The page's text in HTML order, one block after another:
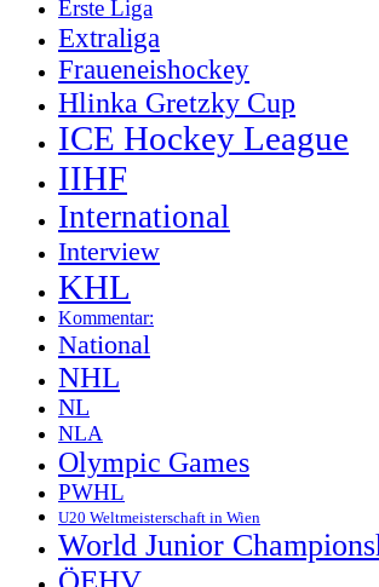
Erste Liga
Extraliga
Fraueneishockey
Hlinka Gretzky Cup
ICE Hockey League
IIHF
International
Interview
KHL
Kommentar:
National
NHL
NL
NLA
Olympic Games
PWHL
U20 Weltmeisterschaft in Wien
World Junior